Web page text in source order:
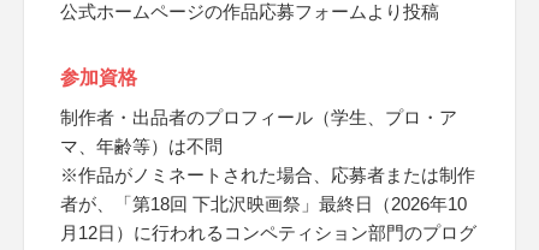
公式ホームページの作品応募フォームより投稿
参加資格
制作者・出品者のプロフィール（学生、プロ・ア
マ、年齢等）は不問
※作品がノミネートされた場合、応募者または制作
者が、「第18回 下北沢映画祭」最終日（2026年10
月12日）に行われるコンペティション部門のプログ